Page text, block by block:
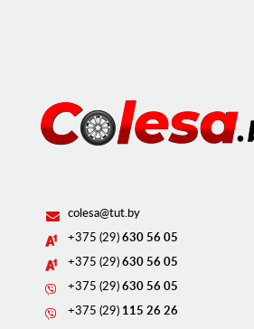
colesa@tut.by
+375 (29) 630 56 05
+375 (29) 630 56 05
+375 (29) 630 56 05
+375 (29) 115 26 26